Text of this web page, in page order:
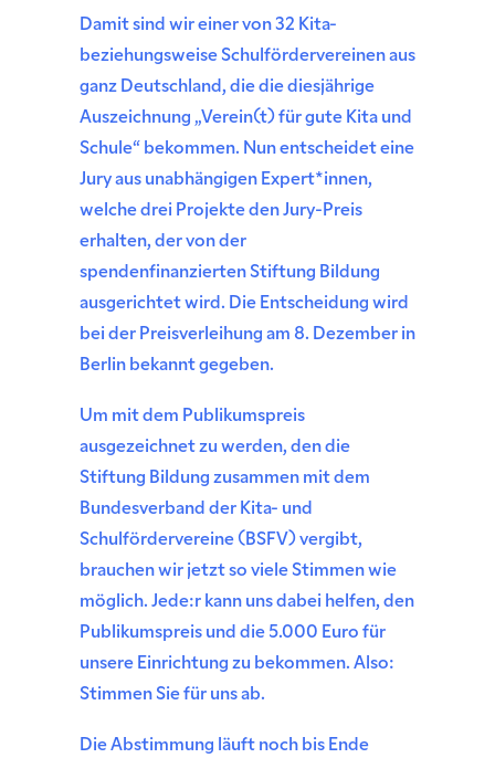
Damit sind wir einer von 32 Kita-
beziehungsweise Schulfördervereinen aus
ganz Deutschland, die die diesjährige
Auszeichnung „Verein(t) für gute Kita und
Schule“ bekommen. Nun entscheidet eine
Jury aus unabhängigen Expert*innen,
welche drei Projekte den Jury-Preis
erhalten, der von der
spendenfinanzierten Stiftung Bildung
ausgerichtet wird. Die Entscheidung wird
bei der Preisverleihung am 8. Dezember in
Berlin bekannt gegeben.
Um mit dem Publikumspreis
ausgezeichnet zu werden, den die
Stiftung Bildung zusammen mit dem
Bundesverband der Kita- und
Schulfördervereine (BSFV) vergibt,
brauchen wir jetzt so viele Stimmen wie
möglich. Jede:r kann uns dabei helfen, den
Publikumspreis und die 5.000 Euro für
unsere Einrichtung zu bekommen. Also:
Stimmen Sie für uns ab.
Die Abstimmung läuft noch bis Ende